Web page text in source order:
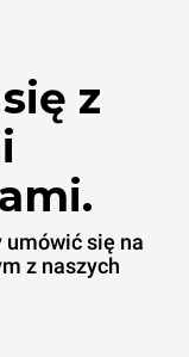
z
umówić się na
z naszych